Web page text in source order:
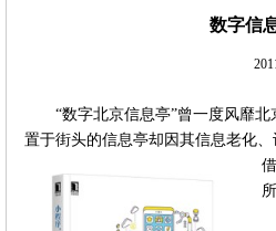
数字信
“数字北京信息亭”曾一度风靡
置于街头的信息亭却因其信息老化